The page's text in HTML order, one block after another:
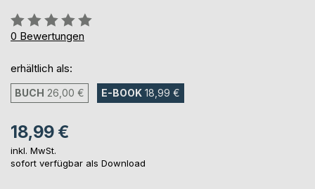
Bewertung::
0%
0 Bewertungen
erhältlich als:
BUCH 26,00 € E-BOOK 18,99 €
18,99 €
inkl. MwSt.
sofort verfügbar als Download